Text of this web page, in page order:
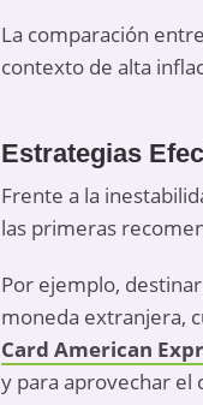
La comparación
contexto de alta
Estrategias
Frente a la
las primeras
Por ejemplo,
moneda extranjera,
Card American
y para aprovechar el